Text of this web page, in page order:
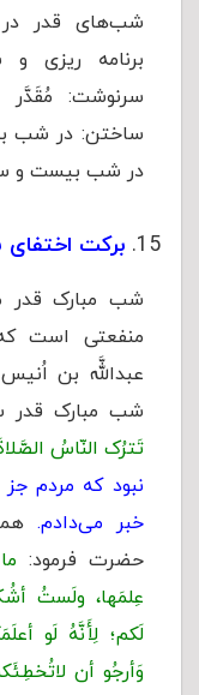
شب‌های قدر در
برنامه ریزى
سرنوشت:
ساختن: در شب
در شب بیست و
برکت
شب مبارک
منفعتی است
عبداللَّه بن
شب مبارک قدر
تَترُک النّاسُ
نبود که مردم
خبر می‌دادم.
حضرت فرمود:
عِلمَها، ولَستُ
لَکم؛ لِأَنَّهُ لَو
وَأرجُو أن